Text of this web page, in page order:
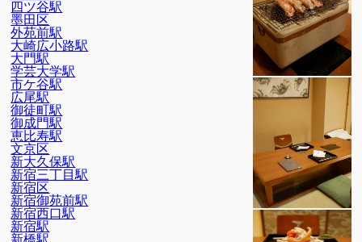
四ツ谷駅
墨田区
外苑前駅
大崎広小路駅
大門駅
学芸大学駅
市ケ谷駅
広尾駅
御徒町駅
御成門駅
恵比寿駅
文京区
新大久保駅
新宿三丁目駅
新宿区
新宿御苑前駅
新宿西口駅
新宿駅